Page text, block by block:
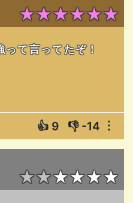
★★★★★★
て言ってたぞ！
👍 9 👎 -14 ︙
★★★★★★